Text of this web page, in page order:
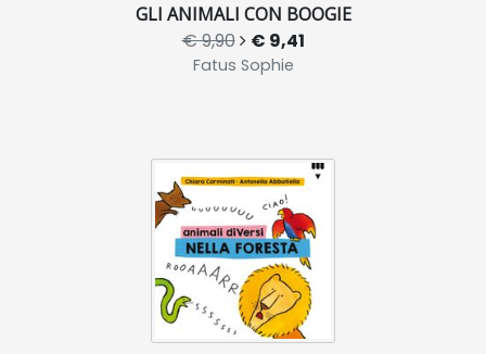
GLI ANIMALI CON BOOGIE
€ 9,90 € 9,41
Fatus Sophie